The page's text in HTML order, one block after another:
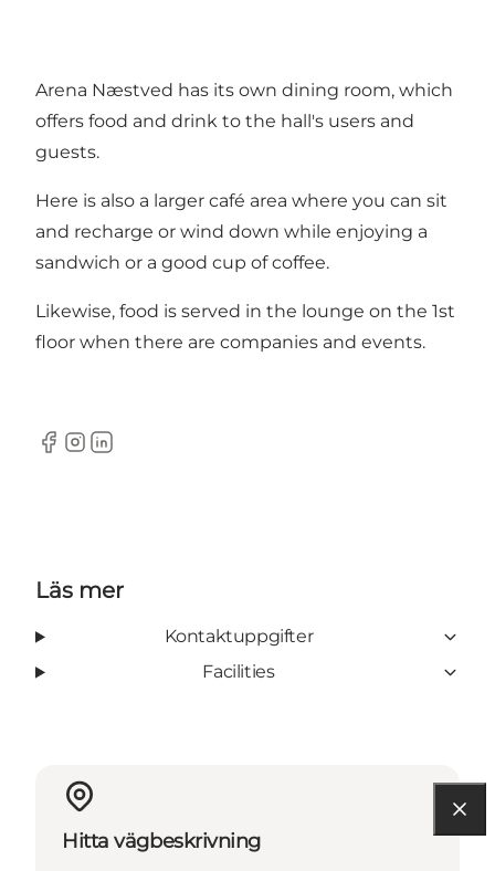
Arena Næstved has its own dining room, which
offers food and drink to the hall's users and
guests.
Here is also a larger café area where you can sit
and recharge or wind down while enjoying a
sandwich or a good cup of coffee.
Likewise, food is served in the lounge on the 1st
floor when there are companies and events.
Facebook
Instagram
LinkedIn
Läs mer
Kontaktuppgifter
Facilities
Hitta vägbeskrivning